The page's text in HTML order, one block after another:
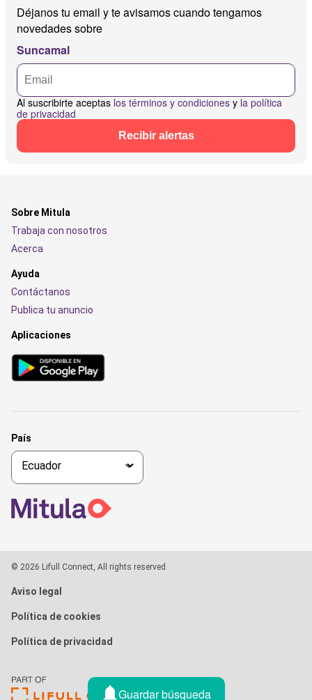
Déjanos tu email y te avisamos cuando tengamos
novedades sobre
Suncamal
Al suscribirte aceptas los términos y condiciones y la política
de privacidad
Recibir alertas
Guardar búsqueda
Sobre Mitula
Trabaja con nosotros
Acerca
Ayuda
Contáctanos
Publica tu anuncio
Aplicaciones
País
© 2026 Lifull Connect, All rights reserved
Aviso legal
Política de cookies
Política de privacidad